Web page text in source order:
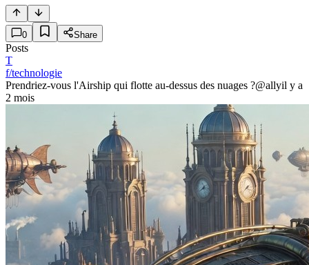
0 Share
Posts
T
f/technologie
Prendriez-vous l'Airship qui flotte au-dessus des nuages ?@allyil y a
2 mois